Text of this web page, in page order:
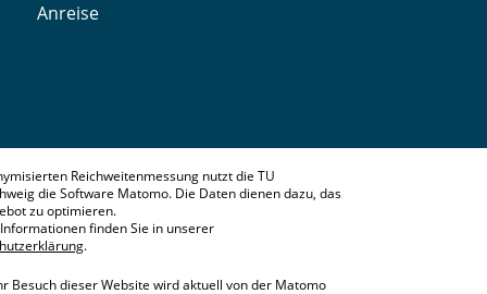
Anreise
Reichweitenmessung nutzt die TU
die Software Matomo. Die Daten dienen dazu, das
zu optimieren.
finden Sie in unserer
.
Besuch dieser Website wird aktuell von der Matomo